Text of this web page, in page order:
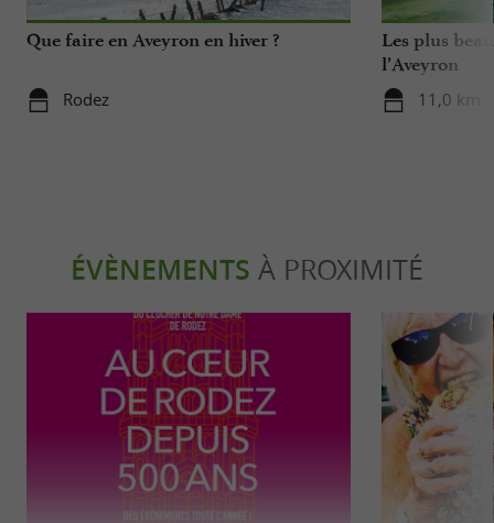
Que faire en Aveyron en hiver ?
Rodez
Les plus
l’Aveyron
11,0 km -
ÉVÈNEMENTS À PROXIMITÉ